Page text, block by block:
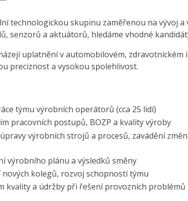
technologickou skupinu zaměřenou na vývoj
senzorů a aktuátorů, hledáme vhodné
uplatnění v automobilovém, zdravotnickém
preciznost a vysokou spolehlivost.
týmu výrobních operátorů (cca 25 lidí)
pracovních postupů, BOZP a kvality výroby
výrobních strojů a procesů, zavádění
výrobního plánu a výsledků směny
kolegů, rozvoj schopností týmu
kvality a údržby při řešení provozních problémů